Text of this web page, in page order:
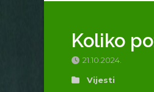
Koliko
21.10.2024.
Vijesti